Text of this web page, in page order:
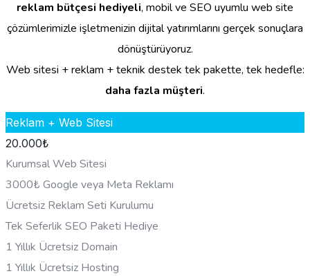
reklam bütçesi hediyeli, mobil ve SEO uyumlu web site
çözümlerimizle işletmenizin dijital yatırımlarını gerçek sonuçlara
dönüştürüyoruz.
Web sitesi + reklam + teknik destek tek pakette, tek hedefle:
daha fazla müşteri.
Reklam + Web Sitesi
20.000₺
Kurumsal Web Sitesi
3000₺ Google veya Meta Reklamı
Ücretsiz Reklam Seti Kurulumu
Tek Seferlik SEO Paketi Hediye
1 Yıllık Ücretsiz Domain
1 Yıllık Ücretsiz Hosting